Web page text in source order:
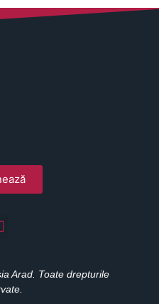
Arad. Toate drepturile